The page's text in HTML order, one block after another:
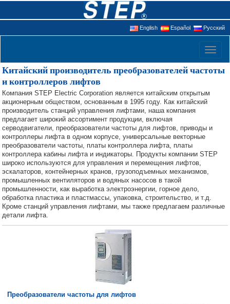
English Español Русский
Китайский производитель преобразователей частоты
и контроллеров лифтов
Компания STEP Electric Corporation является китайским открытым
акционерным обществом, основанным в 1995 году. Как китайский
производитель станций управления лифтами, наша компания
предлагает широкий ассортимент продукции, включая
серводвигатели, преобразователи частоты для лифтов, приводы и
контроллеры лифта в одном корпусе, универсальные векторные
преобразователи частоты, платы контроллера лифта, платы
контроллера кабины лифта и индикаторы. Продукты компании STEP
широко используются для управления и перемещения лифтов,
эскалаторов, контейнерных кранов, грузоподъемных механизмов,
промышленных вентиляторов и водяных насосов в такой
промышленности, как выработка электроэнергии, горное дело,
обработка пластика и пластмассы, упаковка, строительство, и т.д.
Кроме станций управления лифтами, мы также предлагаем различные
детали лифта.
Преобразователи частоты для лифтов